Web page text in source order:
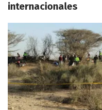
internacionales